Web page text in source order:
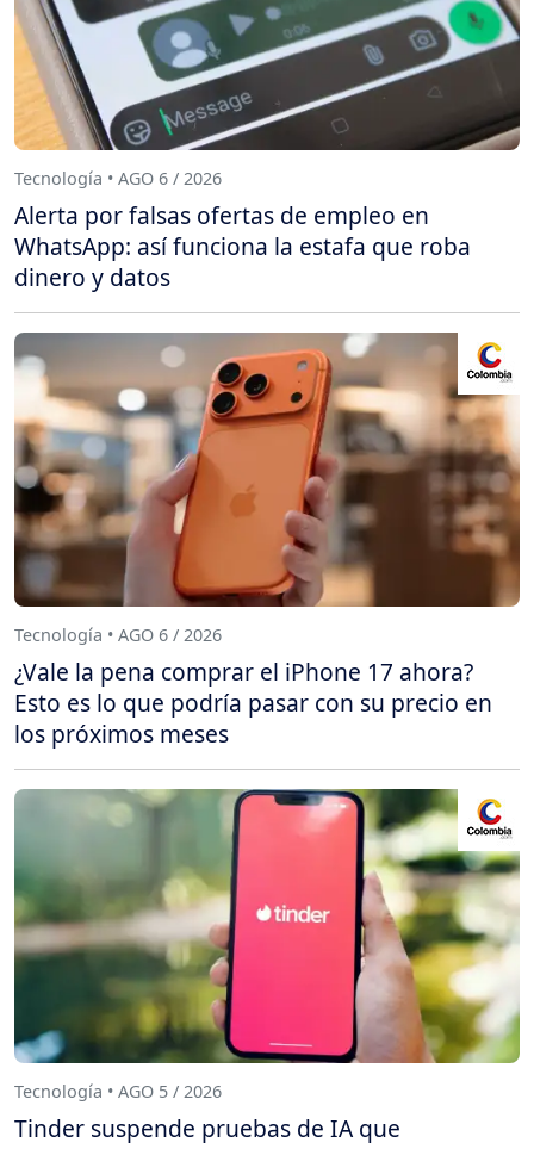
Tecnología • AGO 6 / 2026
Alerta por falsas ofertas de empleo en
WhatsApp: así funciona la estafa que roba
dinero y datos
Tecnología • AGO 6 / 2026
¿Vale la pena comprar el iPhone 17 ahora?
Esto es lo que podría pasar con su precio en
los próximos meses
Tecnología • AGO 5 / 2026
Tinder suspende pruebas de IA que